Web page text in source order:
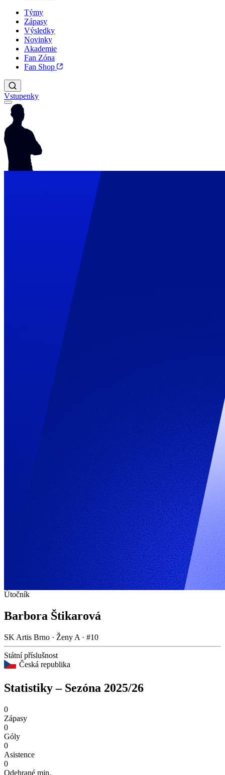
Týmy
Zápasy
Výsledky
Novinky
Akademie
Fan Zóna
Fan Shop
Vstupenky
Útočník
Barbora Štikarová
SK Artis Brno · Ženy A · #10
Státní příslušnost
Česká republika
Statistiky – Sezóna 2025/26
0
Zápasy
0
Góly
0
Asistence
0
Odehrané min.